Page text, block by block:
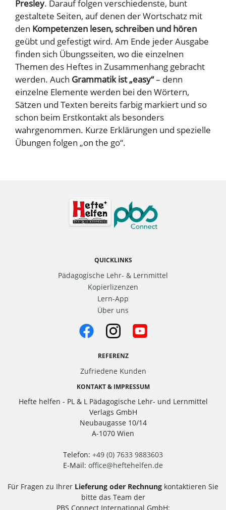
Presley. Darauf folgen verschiedenste, bunt
gestaltete Seiten, auf denen der Wortschatz mit
den Kompetenzen lesen, schreiben und hören
geübt und gefestigt wird. Am Ende jeder Ausgabe
finden sich Übungsseiten, wo die einzelnen
Themen des Heftes in Zusammenhang gebracht
werden. Auch Grammatik ist „easy“– denn
einzelne Elemente werden bei den Wörtern,
Sätzen und Texten bereits farbig markiert und so
schon beim Erstkontakt als besonders
wahrgenommen. Kurze Erklärungen und spezielle
Übungen folgen „on the go“.
QUICKLINKS
Pädagogische Lehr- & Lernmittel
Kopierlizenzen
Lern-App
Über uns
REFERENZ
Zufriedene Kunden
KONTAKT & IMPRESSUM
Hefte helfen - PL & L Pädagogische Lehr- und Lernmittel
Verlags GmbH
Neubaugasse 10/14
A-1070 Wien
Telefon: +49 (0) 7633 9883603
E-Mail: office@heftehelfen.de
Für Fragen zu Ihrer Lieferung oder Rechnung kontaktieren Sie
bitte das Team der
PBS Connect International GmbH: